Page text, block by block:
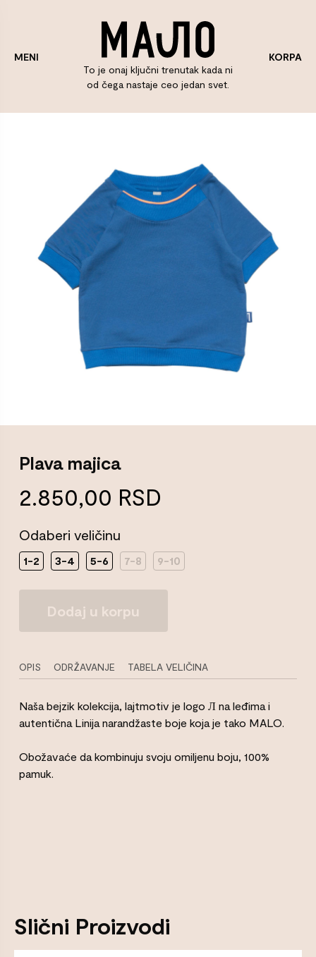
MENI
To je onaj ključni trenutak kada ni
od čega nastaje ceo jedan svet.
KORPA
Plava majica
2.850,00 RSD
Odaberi veličinu
1-2 3-4 5-6 7-8 9-10
majica
Količina
Dodaj u korpu
OPIS ODRŽAVANJE TABELA VELIČINA
Naša bejzik kolekcija, lajtmotiv je logo Л na leđima i
autentična Linija narandžaste boje koja je tako MALO.
Obožavaće da kombinuju svoju omiljenu boju, 100%
pamuk.
Slični Proizvodi